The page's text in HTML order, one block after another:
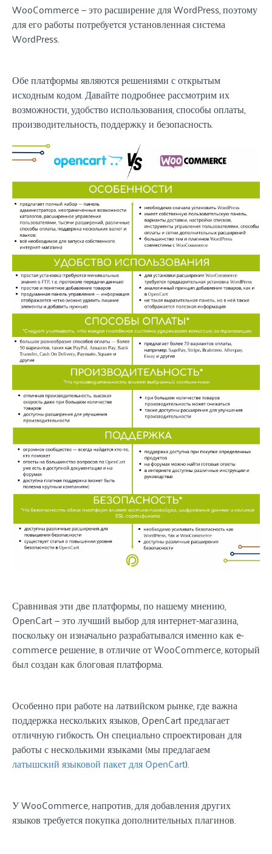
WooCommerce — это расширение для WordPress, поэтому
для его работы потребуется установленная система
WordPress.
Обе платформы являются решениями с открытым
исходным кодом. Давайте подробнее рассмотрим их
возможности, удобство использования, способы оплаты,
производительность, поддержку и безопасность.
Сравнивая эти две платформы, по нашему мнению,
OpenCart — это лучший выбор для интернет-магазина,
поскольку он изначально разрабатывался именно как e-
commerce решение, в отличие от WooCommerce, который
был создан как блоговая платформа.
Особенно при работе на латвийском рынке, где важна
поддержка нескольких языков, OpenCart предлагает
отличную гибкость. Он специально спроектирован для
работы с несколькими языками (мы предлагаем
латышский языковой пакет для OpenCart).
У WooCommerce, напротив, для добавления других
языков требуется покупка дополнительных плагинов.